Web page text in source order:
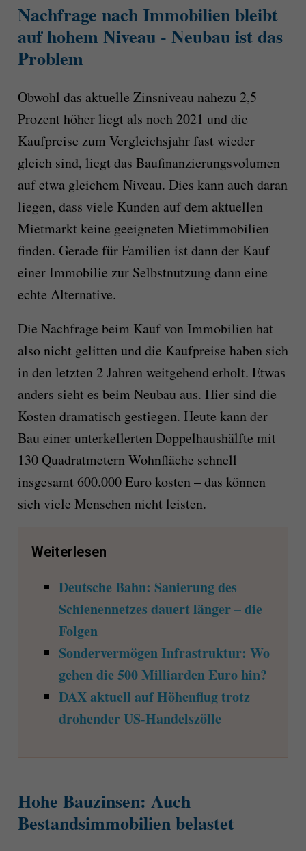
Nachfrage nach Immobilien bleibt
auf hohem Niveau - Neubau ist das
Problem
Obwohl das aktuelle Zinsniveau nahezu 2,5
Prozent höher liegt als noch 2021 und die
Kaufpreise zum Vergleichsjahr fast wieder
gleich sind, liegt das Baufinanzierungsvolumen
auf etwa gleichem Niveau. Dies kann auch daran
liegen, dass viele Kunden auf dem aktuellen
Mietmarkt keine geeigneten Mietimmobilien
finden. Gerade für Familien ist dann der Kauf
einer Immobilie zur Selbstnutzung dann eine
echte Alternative.
Die Nachfrage beim Kauf von Immobilien hat
also nicht gelitten und die Kaufpreise haben sich
in den letzten 2 Jahren weitgehend erholt. Etwas
anders sieht es beim Neubau aus. Hier sind die
Kosten dramatisch gestiegen. Heute kann der
Bau einer unterkellerten Doppelhaushälfte mit
130 Quadratmetern Wohnfläche schnell
insgesamt 600.000 Euro kosten – das können
sich viele Menschen nicht leisten.
Weiterlesen
Deutsche Bahn: Sanierung des
Schienennetzes dauert länger – die
Folgen
Sondervermögen Infrastruktur: Wo
gehen die 500 Milliarden Euro hin?
DAX aktuell auf Höhenflug trotz
drohender US-Handelszölle
Hohe Bauzinsen: Auch
Bestandsimmobilien belastet